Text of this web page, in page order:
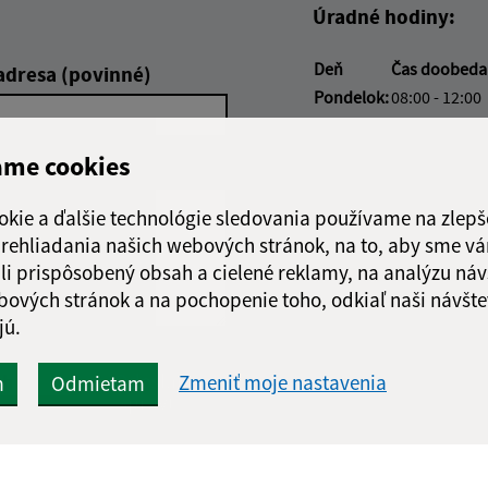
cookies
a ďalšie technológie sledovania používame na
našich webových stránok, na to, aby sme
prispôsobený obsah a cielené reklamy, na analýzu
stránok a na pochopenie toho, odkiaľ naši
Odmietam Zmeniť moje nastavenia
(povinné)
Google reCaptcha Response
Odoslať
správu
Úradné hodiny:
Deň Čas doobeda
Pondelok:08:00 - 12:00
Utorok:
nestránkový
Piatok:
08:00 - 12:00
Obedňajšia